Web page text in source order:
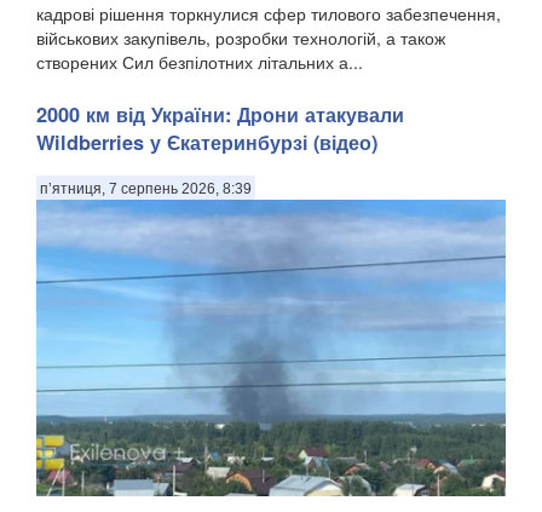
кадрові рішення торкнулися сфер тилового забезпечення,
військових закупівель, розробки технологій, а також
створених Сил безпілотних літальних а...
2000 км від України: Дрони атакували
Wildberries у Єкатеринбурзі (відео)
п’ятниця, 7 серпень 2026, 8:39